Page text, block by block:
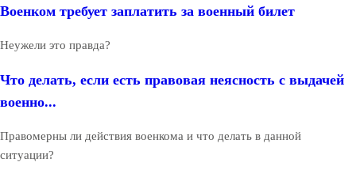
Военком требует заплатить за военный билет
Неужели это правда?
Что делать, если есть правовая неясность с выдачей
военно...
Правомерны ли действия военкома и что делать в данной
ситуации?